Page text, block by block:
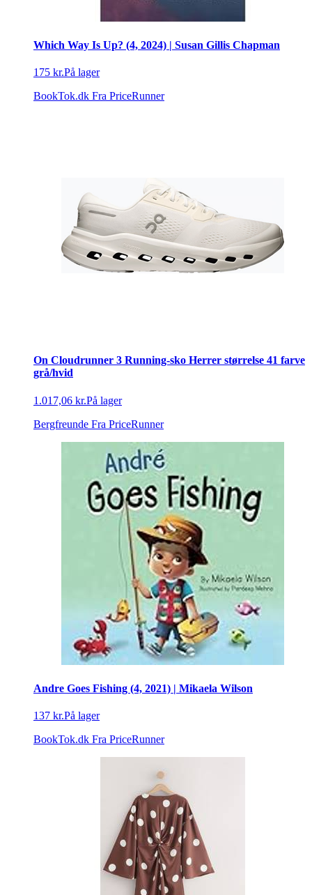
Which Way Is Up? (4, 2024) | Susan Gillis Chapman
175 kr.På lager
BookTok.dk Fra PriceRunner
On Cloudrunner 3 Running-sko Herrer størrelse 41 farve
grå/hvid
1.017,06 kr.På lager
Bergfreunde Fra PriceRunner
Andre Goes Fishing (4, 2021) | Mikaela Wilson
137 kr.På lager
BookTok.dk Fra PriceRunner